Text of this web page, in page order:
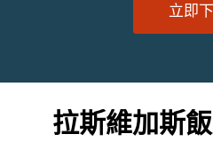
立即
拉斯維加斯